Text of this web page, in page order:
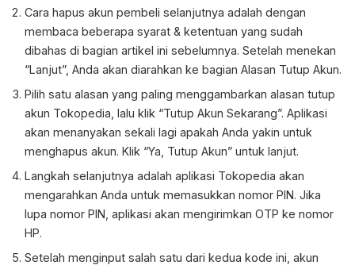
Cara hapus akun pembeli selanjutnya adalah dengan
membaca beberapa syarat & ketentuan yang sudah
dibahas di bagian artikel ini sebelumnya. Setelah menekan
“Lanjut”, Anda akan diarahkan ke bagian Alasan Tutup Akun.
Pilih satu alasan yang paling menggambarkan alasan tutup
akun Tokopedia, lalu klik “Tutup Akun Sekarang”. Aplikasi
akan menanyakan sekali lagi apakah Anda yakin untuk
menghapus akun. Klik “Ya, Tutup Akun” untuk lanjut.
Langkah selanjutnya adalah aplikasi Tokopedia akan
mengarahkan Anda untuk memasukkan nomor PIN. Jika
lupa nomor PIN, aplikasi akan mengirimkan OTP ke nomor
HP.
Setelah menginput salah satu dari kedua kode ini, akun